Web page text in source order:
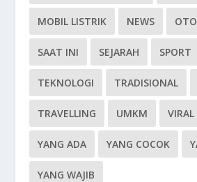
MOBIL LISTRIK NEWS
SAAT INI SEJARAH SPORT
TEKNOLOGI TRADISIONAL
TRAVELLING UMKM VIRAL
YANG ADA YANG COCOK
YANG WAJIB